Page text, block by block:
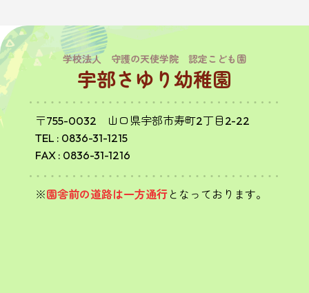
学校法人 守護の天使学院 認定こども園
宇部さゆり幼稚園
〒755-0032 山口県宇部市寿町2丁目2-22
TEL : 0836-31-1215
FAX : 0836-31-1216
※園舎前の道路は一方通行となっております。